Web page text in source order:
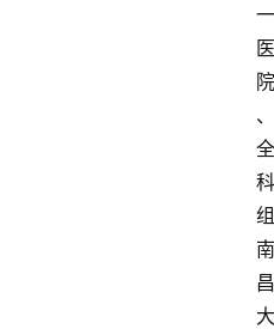
一
医
院
、
全
科
组
南
昌
大